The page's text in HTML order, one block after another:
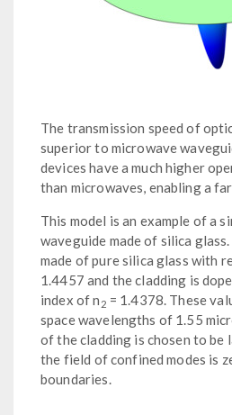
The transmission speed of
superior to microwave
devices have a much higher
than microwaves, enabling a
This model is an example of a
waveguide made of silica
made of pure silica glass with
1.4457 and the cladding is
index of n 2 = 1.4378. These
space wavelengths of 1.55
of the cladding is chosen to be
the field of confined modes is
boundaries.